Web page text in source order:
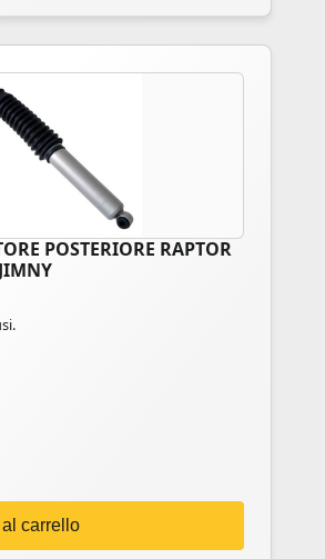
POSTERIORE RAPTOR
carrello